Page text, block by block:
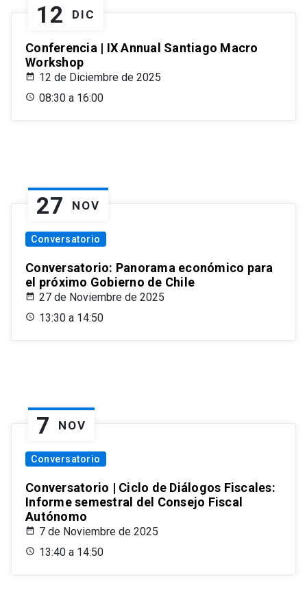
12 DIC
Conferencia | IX Annual Santiago Macro
Workshop
12 de Diciembre de 2025
08:30 a 16:00
27 NOV
Conversatorio
Conversatorio: Panorama económico para
el próximo Gobierno de Chile
27 de Noviembre de 2025
13:30 a 14:50
7 NOV
Conversatorio
Conversatorio | Ciclo de Diálogos Fiscales:
Informe semestral del Consejo Fiscal
Autónomo
7 de Noviembre de 2025
13:40 a 14:50